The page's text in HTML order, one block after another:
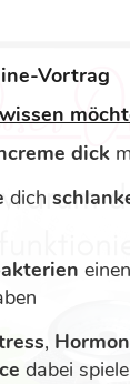
Vortrag
dick
dich
einen
,
dabei